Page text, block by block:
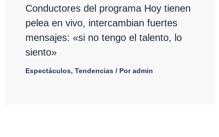
Conductores del programa Hoy tienen
pelea en vivo, intercambian fuertes
mensajes: «si no tengo el talento, lo
siento»
Espectáculos, Tendencias/ Poradmin